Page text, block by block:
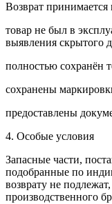
Возврат
товар не был в
выявления скрытого
полностью сохранён
сохранены
предоставлены
4. Особые условия
Запасные части,
подобранные по
возврату не
производственного